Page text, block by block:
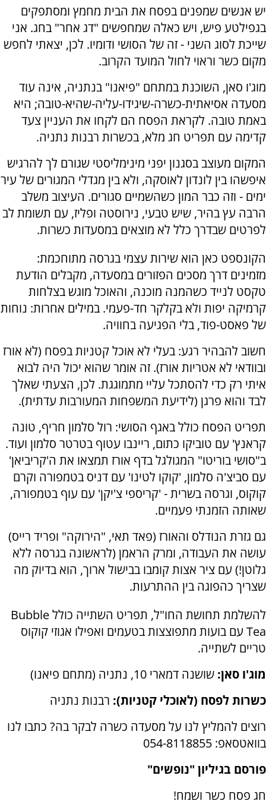
יש אנשים שמפנים בפסח את הבית מחמץ ומסתפקים
בגפילטע פיש, ויש כאלה שמחפשים "דג אחר" בחג. אני
שייכת לסוג השני - זה של הסושי ודומיו. לכן, יצאתי לחפש
מקום כשר וראוי לחול המועד הקרוב.
מוג'ו סאן, השוכנת במתחם "פיאנו" בנתניה, אינה עוד
מסעדה אסיאתית-כשרה-שיגידו-עליה-שהיא-טובה; היא
באמת טובה. לקראת הפסח הם לקחו את העניין צעד
קדימה עם תפריט חג מלא, בכשרות רבנות נתניה.
המקום מעוצב בסגנון יפני מינימליסטי שגורם לך להרגיש
איפשהו בין לונדון לאוסקה, ולא בין מגדלי המגורים של עיר
ימים - וזה כבר המון כשהשמיים סגורים. העיצוב משלב
הרבה עץ בהיר, שיש טבעי, נירוסטה ופליז, עם תשומת לב
לפרטים שבדרך כלל לא מוצאים במסעדות כשרות.
הקונספט כאן הוא שירות עצמי בגרסה מתוחכמת:
מזמינים דרך מסכים הפזורים במסעדה, מקבלים הודעת
טקסט לנייד כשהמנה מוכנה, והאוכל מוגש בצלחות
קרמיקה יפות ולא בקלקר חד-פעמי. במילים אחרות: נוחות
של פאסט-פוד, בלי הפגיעה בחוויה.
חשוב להבהיר רגע: בעלי לא אוכל קטניות בפסח (לא אורז
ובוודאי לא אטריות אורז). זה אומר שהוא יכול היה לבוא
איתי רק כדי להסתכל עליי מתמוגגת. לכן, הצעתי שאלך
לבד והוא פרגן (לידיעת המשפחות המעורבות עדתית).
תפריט הפסח כולל באגף הסושי: רול סלמון חריף, טונה
קראנץ' עם טוביקו כתום, ריינבו עטוף בטרטר סלמון ועוד.
ב"סושי בוריטו" המגולגל בדף אורז תמצאו את ה'קריביאן'
עם סביצ'ה סלמון, 'קוקו לטינו' עם דניס בטמפורה וקרם
קוקוס, וגרסה בשרית - 'קריספי צ'יקן' עם עוף בטמפורה,
שאותה הזמנתי פעמיים.
גם גזרת הנודלס והאורז (פאד תאי, "הירוקה" ופריד רייס)
עושה את העבודה, ומרק הראמן (לראשונה בגרסה ללא
גלוטן!) עם ציר אצות קומבו בבישול ארוך, הוא בדיוק מה
שצריך כהפוגה בין ההתרעות.
להשלמת תחושת החו"ל, תפריט השתייה כולל Bubble
Tea עם בועות מתפוצצות בטעמים ואפילו אגוזי קוקוס
טריים לשתייה.
מוג'ו סאן: שושנה דמארי 10, נתניה (מתחם פיאנו)
כשרות לפסח (לאוכלי קטניות): רבנות נתניה
רוצים להמליץ לנו על מסעדה כשרה לבקר בה? כתבו לנו
בוואטסאפ: 054-8118855
פורסם בגיליון "נופשים"
חג פסח כשר ושמח!